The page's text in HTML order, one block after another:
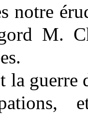
notre
M.
la guerre